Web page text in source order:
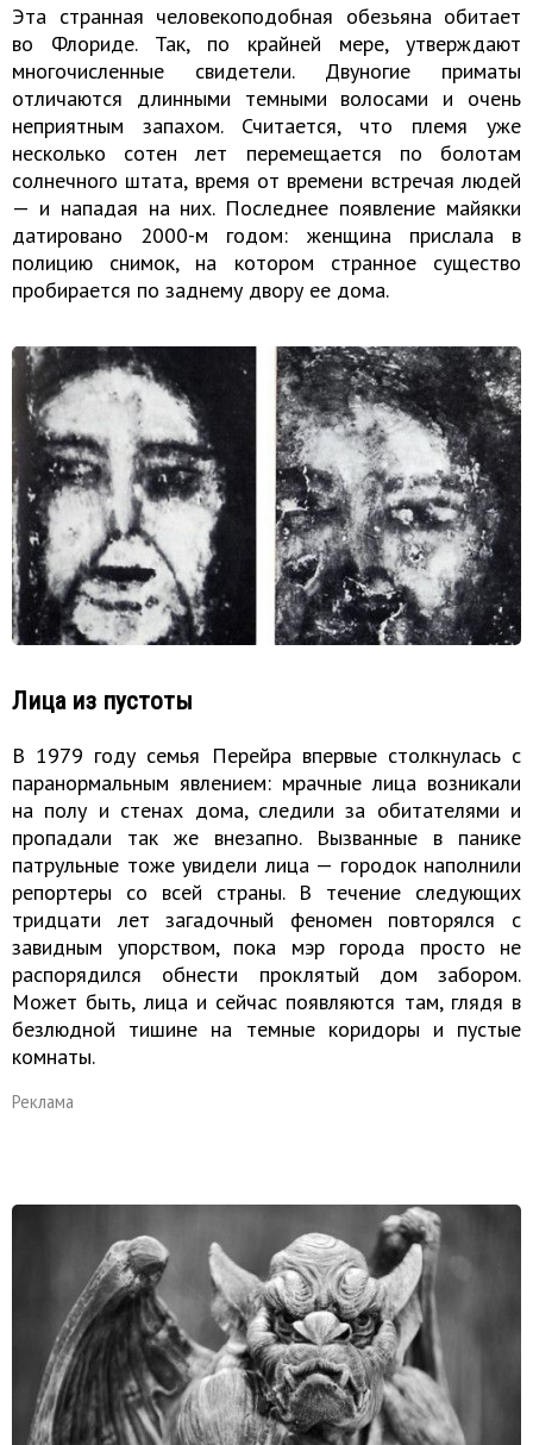
Эта странная человекоподобная обезьяна обитает
во Флориде. Так, по крайней мере, утверждают
многочисленные свидетели. Двуногие приматы
отличаются длинными темными волосами и очень
неприятным запахом. Считается, что племя уже
несколько сотен лет перемещается по болотам
солнечного штата, время от времени встречая людей
— и нападая на них. Последнее появление майякки
датировано 2000-м годом: женщина прислала в
полицию снимок, на котором странное существо
пробирается по заднему двору ее дома.
Лица из пустоты
В 1979 году семья Перейра впервые столкнулась с
паранормальным явлением: мрачные лица возникали
на полу и стенах дома, следили за обитателями и
пропадали так же внезапно. Вызванные в панике
патрульные тоже увидели лица — городок наполнили
репортеры со всей страны. В течение следующих
тридцати лет загадочный феномен повторялся с
завидным упорством, пока мэр города просто не
распорядился обнести проклятый дом забором.
Может быть, лица и сейчас появляются там, глядя в
безлюдной тишине на темные коридоры и пустые
комнаты.
Реклама